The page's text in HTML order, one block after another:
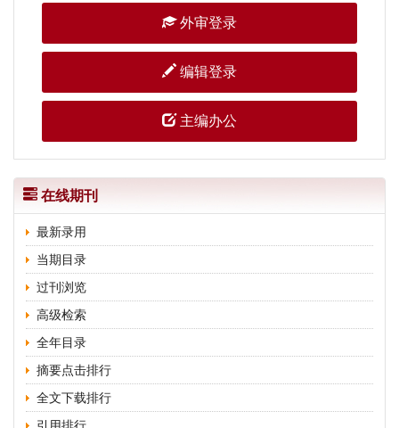
外审登录
编辑登录
主编办公
在线期刊
最新录用
当期目录
过刊浏览
高级检索
全年目录
摘要点击排行
全文下载排行